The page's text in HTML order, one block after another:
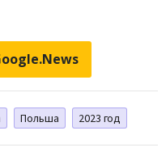
Польша 2023 год